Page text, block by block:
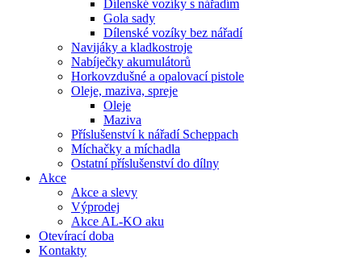
Dílenské vozíky s nářadím
Gola sady
Dílenské vozíky bez nářadí
Navijáky a kladkostroje
Nabíječky akumulátorů
Horkovzdušné a opalovací pistole
Oleje, maziva, spreje
Oleje
Maziva
Příslušenství k nářadí Scheppach
Míchačky a míchadla
Ostatní příslušenství do dílny
Akce
Akce a slevy
Výprodej
Akce AL-KO aku
Otevírací doba
Kontakty